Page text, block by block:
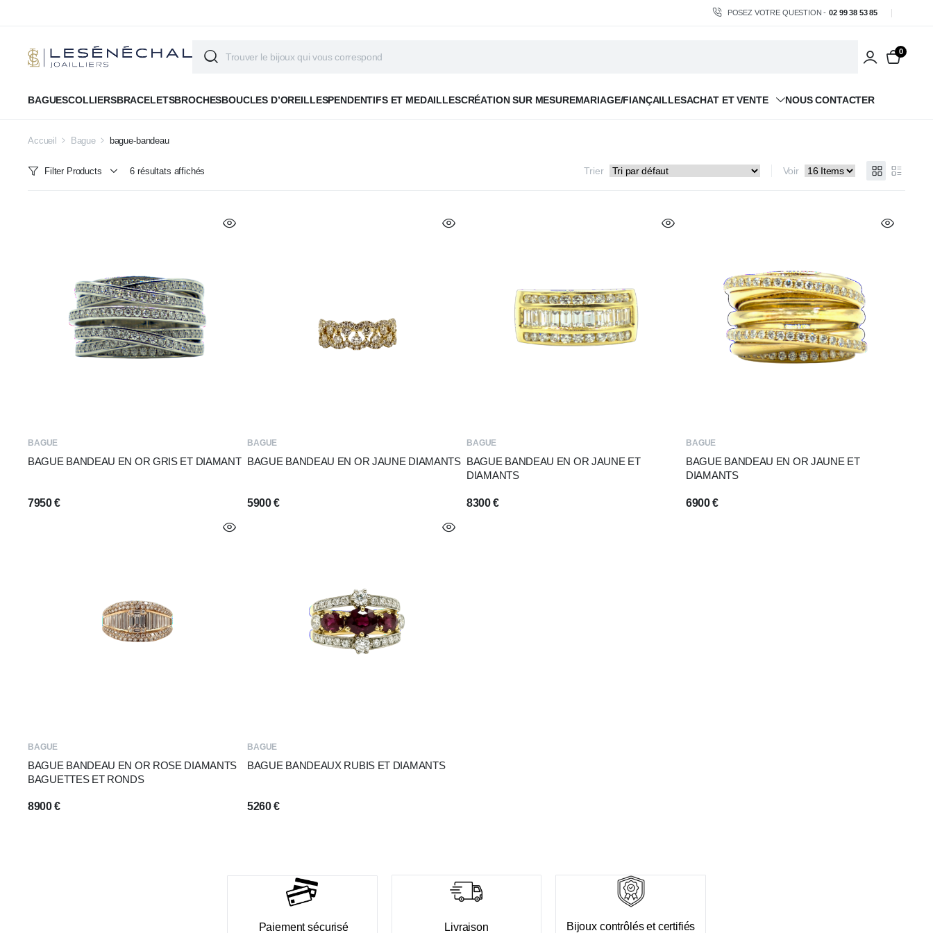
POSEZ VOTRE QUESTION - 02 99 38 53 85
0
BAGUESCOLLIERSBRACELETSBROCHESBOUCLES D’OREILLESPENDENTIFS ET MEDAILLESCRÉATION SUR MESUREMARIAGE/FIANÇAILLESACHAT ET VENTE NOUS CONTACTER
Accueil Bague bague-bandeau
Filter Products 6 résultats affichés Trier Voir
BAGUE
BAGUE BANDEAU EN OR GRIS ET DIAMANT
7950€
BAGUE
BAGUE BANDEAU EN OR JAUNE DIAMANTS
5900€
BAGUE
BAGUE BANDEAU EN OR JAUNE ET
DIAMANTS
8300€
BAGUE
BAGUE BANDEAU EN OR JAUNE ET
DIAMANTS
6900€
BAGUE
BAGUE BANDEAU EN OR ROSE DIAMANTS
BAGUETTES ET RONDS
8900€
BAGUE
BAGUE BANDEAUX RUBIS ET DIAMANTS
5260€
Paiement sécurisé Livraison Bijoux contrôlés et certifiés